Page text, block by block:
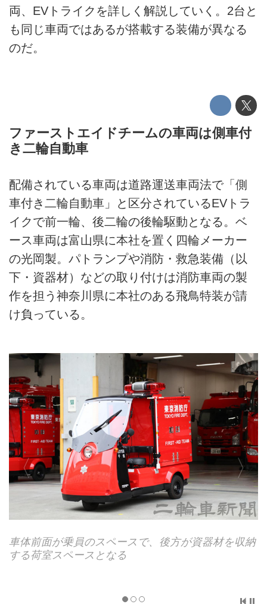
両、EVトライクを詳しく解説していく。2台と
も同じ車両ではあるが搭載する装備が異なる
のだ。
ファーストエイドチームの車両は側車付
き二輪自動車
配備されている車両は道路運送車両法で「側
車付き二輪自動車」と区分されているEVトラ
イクで前一輪、後二輪の後輪駆動となる。ベ
ース車両は富山県に本社を置く四輪メーカー
の光岡製。パトランプや消防・救急装備（以
下・資器材）などの取り付けは消防車両の製
作を担う神奈川県に本社のある飛鳥特装が請
け負っている。
車体前面が乗員のスペースで、後方が資器材を収納
する荷室スペースとなる